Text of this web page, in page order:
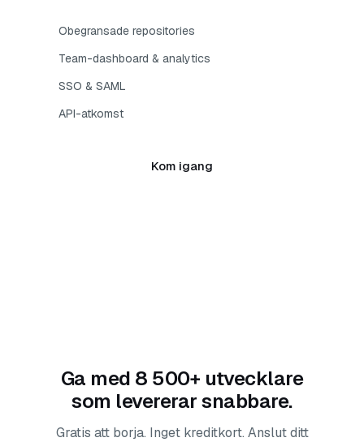
Obegransade repositories
Team-dashboard & analytics
SSO & SAML
API-atkomst
Kom igang
Ga med 8 500+ utvecklare
som levererar snabbare.
Gratis att borja. Inget kreditkort. Anslut ditt